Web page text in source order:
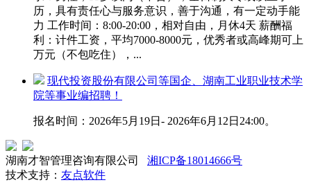
历，具有责任心与服务意识，善于沟通，有一定动手能
力 工作时间：8:00-20:00，相对自由，月休4天 薪酬福
利：计件工资，平均7000-8000元，优秀者或高峰期可上
万元（不包吃住），...
现代投资股份有限公司等国企、湖南工业职业技术学
院等事业编招聘！
报名时间：2026年5月19日- 2026年6月12日24:00。
湖南才智管理咨询有限公司 湘ICP备18014666号
技术支持： 友点软件